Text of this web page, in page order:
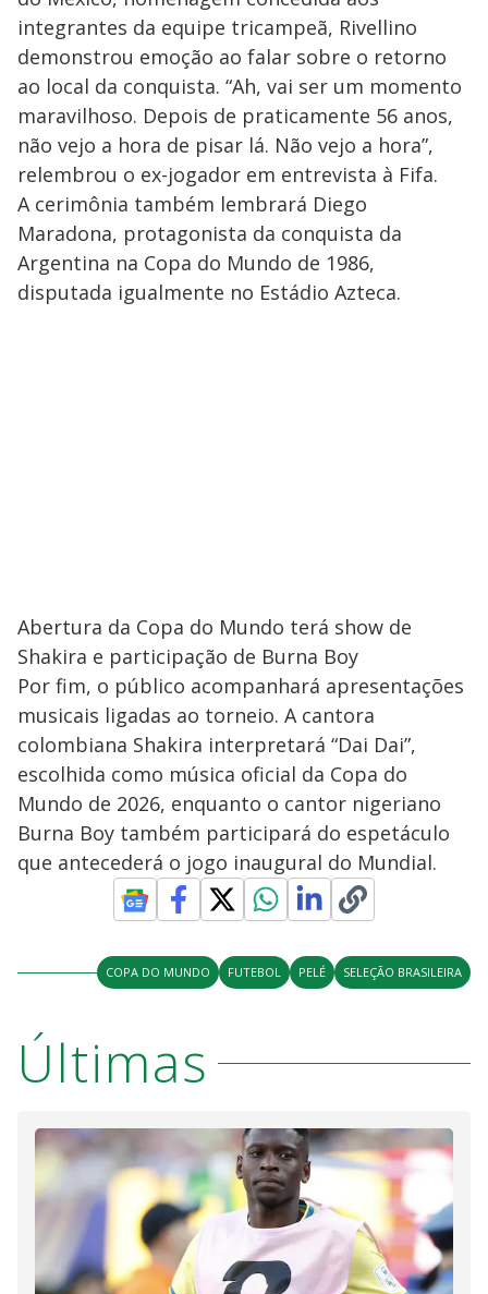
integrantes da equipe tricampeã, Rivellino
demonstrou emoção ao falar sobre o retorno
ao local da conquista. “Ah, vai ser um momento
maravilhoso. Depois de praticamente 56 anos,
não vejo a hora de pisar lá. Não vejo a hora”,
relembrou o ex-jogador em entrevista à Fifa.
A cerimônia também lembrará Diego
Maradona, protagonista da conquista da
Argentina na Copa do Mundo de 1986,
disputada igualmente no Estádio Azteca.
Abertura da Copa do Mundo terá show de
Shakira e participação de Burna Boy
Por fim, o público acompanhará apresentações
musicais ligadas ao torneio. A cantora
colombiana Shakira interpretará “Dai Dai”,
escolhida como música oficial da Copa do
Mundo de 2026, enquanto o cantor nigeriano
Burna Boy também participará do espetáculo
que antecederá o jogo inaugural do Mundial.
COPA DO MUNDO FUTEBOL PELÉ SELEÇÃO BRASILEIRA
Últimas